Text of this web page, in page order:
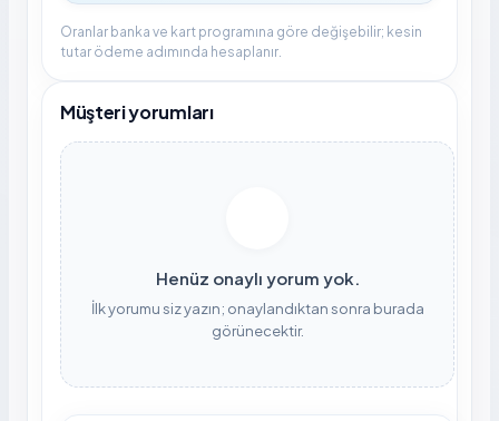
Oranlar banka ve kart programına göre değişebilir; kesin
tutar ödeme adımında hesaplanır.
Müşteri yorumları
Henüz onaylı yorum yok.
İlk yorumu siz yazın; onaylandıktan sonra burada
görünecektir.